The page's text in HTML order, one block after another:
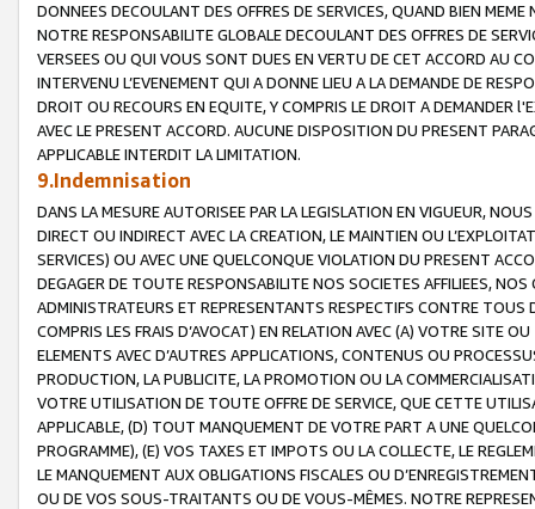
DONNEES DECOULANT DES OFFRES DE SERVICES, QUAND BIEN
NOTRE RESPONSABILITE GLOBALE DECOULANT DES OFFRES DE
VERSEES OU QUI VOUS SONT DUES EN VERTU DE CET ACCORD AU
INTERVENU L’EVENEMENT QUI A DONNE LIEU A LA DEMANDE DE
DROIT OU RECOURS EN EQUITE, Y COMPRIS LE DROIT A DEMANDER
AVEC LE PRESENT ACCORD. AUCUNE DISPOSITION DU PRESENT
APPLICABLE INTERDIT LA LIMITATION.
9.Indemnisation
DANS LA MESURE AUTORISEE PAR LA LEGISLATION EN VIGUEUR,
DIRECT OU INDIRECT AVEC LA CREATION, LE MAINTIEN OU
SERVICES) OU AVEC UNE QUELCONQUE VIOLATION DU PRESENT
DEGAGER DE TOUTE RESPONSABILITE NOS SOCIETES AFFILIEES,
ADMINISTRATEURS ET REPRESENTANTS RESPECTIFS CONTRE
COMPRIS LES FRAIS D’AVOCAT) EN RELATION AVEC (A) VOTRE SITE
ELEMENTS AVEC D’AUTRES APPLICATIONS, CONTENUS OU
PRODUCTION, LA PUBLICITE, LA PROMOTION OU LA
VOTRE UTILISATION DE TOUTE OFFRE DE SERVICE, QUE CETTE
APPLICABLE, (D) TOUT MANQUEMENT DE VOTRE PART A UNE
PROGRAMME), (E) VOS TAXES ET IMPOTS OU LA COLLECTE, LE
LE MANQUEMENT AUX OBLIGATIONS FISCALES OU
OU DE VOS SOUS-TRAITANTS OU DE VOUS-MÊMES. NOTRE